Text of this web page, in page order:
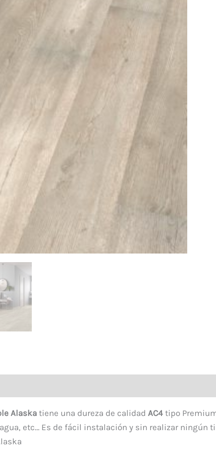
Alaskatiene una dureza de calidad AC4 tipo
etc… Es de fácil instalación y sin realizar ningún